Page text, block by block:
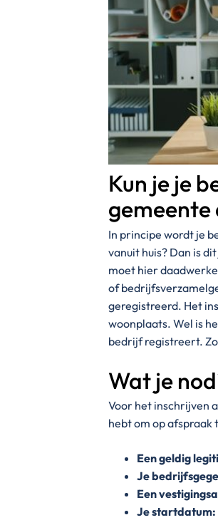
Kun je je
gemeente
In principe wordt je
vanuit huis? Dan is
moet hier
of
geregistreerd. Het
woonplaats. Wel is
bedrijf registreert.
Wat je
Voor het inschrijven
hebt om op afspraak
Een geldig
Je
Een
Je startdatum: